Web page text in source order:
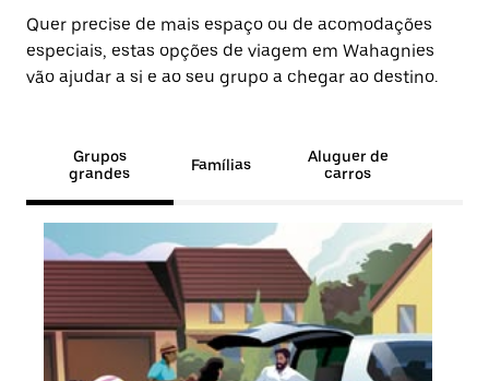
Quer precise de mais espaço ou de acomodações
especiais, estas opções de viagem em Wahagnies
vão ajudar a si e ao seu grupo a chegar ao destino.
Grupos
grandes
Famílias
Aluguer de
carros